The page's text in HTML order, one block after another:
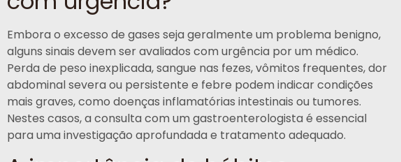
Embora o excesso de gases seja geralmente um problema benigno,
alguns sinais devem ser avaliados com urgência por um médico.
Perda de peso inexplicada, sangue nas fezes, vômitos frequentes, dor
abdominal severa ou persistente e febre podem indicar condições
mais graves, como doenças inflamatórias intestinais ou tumores.
Nestes casos, a consulta com um gastroenterologista é essencial
para uma investigação aprofundada e tratamento adequado.